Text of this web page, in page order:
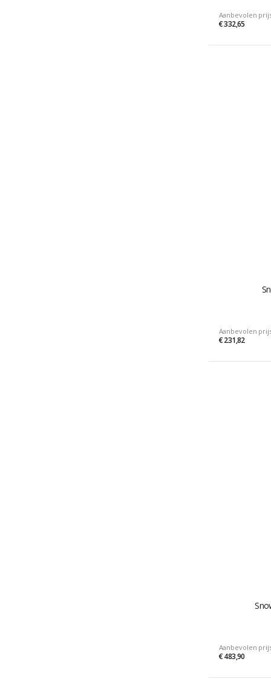
Aanbevolen
€ 332,65
Aanbevolen
€ 231,82
Aanbevolen
€ 483,90